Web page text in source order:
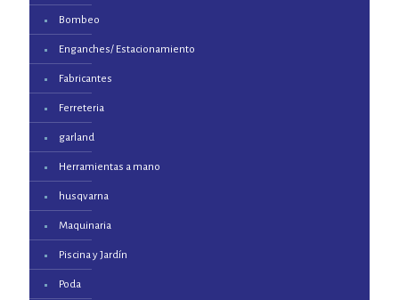
Bombeo
Enganches/ Estacionamiento
Fabricantes
Ferreteria
garland
Herramientas a mano
husqvarna
Maquinaria
Piscina y Jardín
Poda